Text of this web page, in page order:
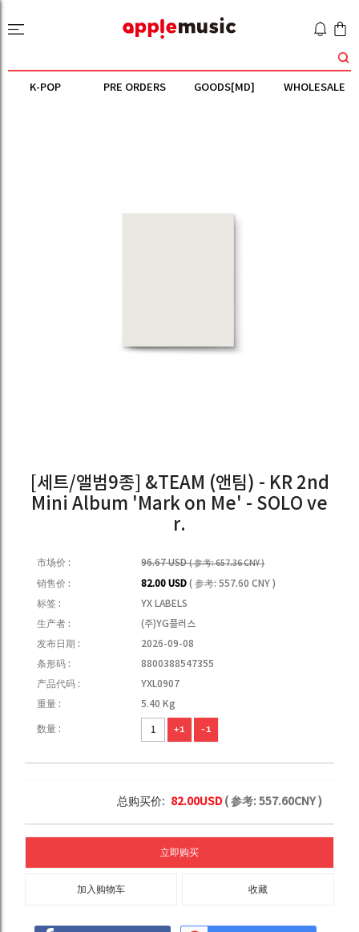
K-POP PRE ORDERS GOODS[MD] WHOLESALE
[세트/앨범9종] &TEAM (앤팀) - KR 2nd
Mini Album 'Mark on Me' - SOLO ve
r.
市场价 : 96.67 USD( 参考: 657.36 CNY )
销售价 : 82.00 USD( 参考: 557.60 CNY )
标签 :
YX LABELS
生产者 :
(주)YG플러스
发布日期 :
2026-09-08
条形码 :
8800388547355
产品代码 :
YXL0907
重量 :
5.40 Kg
数量 : +1 -1
总购买价: 82.00USD( 参考:557.60CNY )
立即购买
加入购物车 收藏